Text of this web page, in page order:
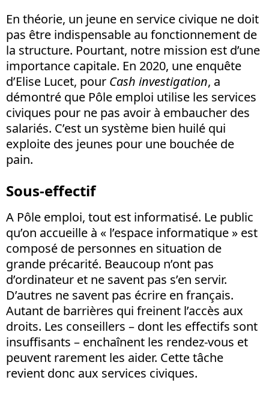
En théorie, un jeune en service civique ne doit
pas être indispensable au fonctionnement de
la structure. Pourtant, notre mission est d’une
importance capitale. En 2020, une enquête
d’Elise Lucet, pour Cash investigation, a
démontré que Pôle emploi utilise les services
civiques pour ne pas avoir à embaucher des
salariés. C’est un système bien huilé qui
exploite des jeunes pour une bouchée de
pain.
Sous-effectif
A Pôle emploi, tout est informatisé. Le public
qu’on accueille à « l’espace informatique » est
composé de personnes en situation de
grande précarité. Beaucoup n’ont pas
d’ordinateur et ne savent pas s’en servir.
D’autres ne savent pas écrire en français.
Autant de barrières qui freinent l’accès aux
droits. Les conseillers – dont les effectifs sont
insuffisants – enchaînent les rendez-vous et
peuvent rarement les aider. Cette tâche
revient donc aux services civiques.